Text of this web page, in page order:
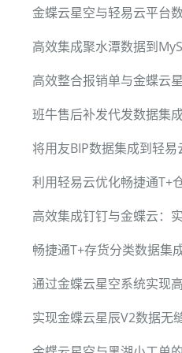
班牛售后补发代发数据集
将用友BIP数据集成到轻
利用轻易云优化畅捷通T+
畅捷通T+存货分类数据集
实现金蝶云星辰V2数据无